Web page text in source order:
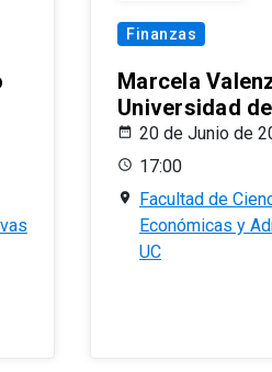
Finanzas
Marcela
Universidad
20 de Junio de
17:00
Facultad de
Económicas y
UC